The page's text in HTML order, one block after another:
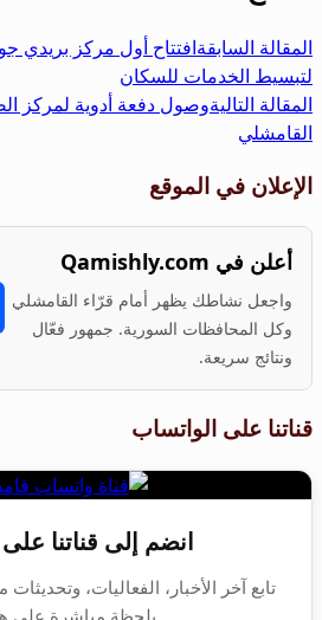
المقالة السابقة افتتاح أول مركز
لتبسيط الخدمات للسكان
المقالة التاليةوصول دفعة أدوية لمركز
القامشلي
الإعلان في الموقع
أعلن في Qamishly.com
واجعل نشاطك يظهر أمام قرّاء القامشلي
وكل المحافظات السورية. جمهور فعّال
ونتائج سريعة.
قناتنا على الواتساب
انضم إلى قناتنا
تابع آخر الأخبار، الفعاليات،
بلحظة مباشرة على